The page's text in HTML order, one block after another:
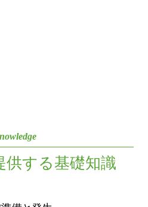
供する基礎知識